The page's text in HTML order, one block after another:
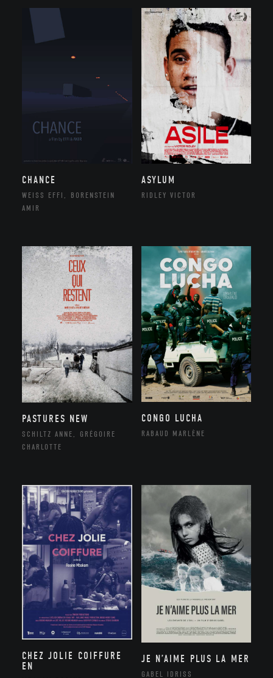
CHANCE
WEISS EFFI, BORENSTEIN
AMIR
ASYLUM
RIDLEY VICTOR
PASTURES NEW
SCHILTZ ANNE, GRÉGOIRE
CHARLOTTE
CONGO LUCHA
RABAUD MARLÈNE
CHEZ JOLIE COIFFURE
EN
JE N’AIME PLUS LA MER
GABEL IDRISS